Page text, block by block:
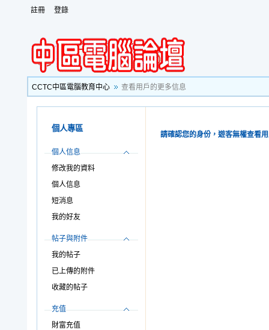
註冊 登錄
CCTC中區電腦教育中心 查看用戶的更多信息
個人專區
個人信息
修改我的資料
個人信息
短消息
我的好友
帖子與附件
我的帖子
已上傳的附件
收藏的帖子
充值
財富充值
請確認您的身份，遊客無權查看